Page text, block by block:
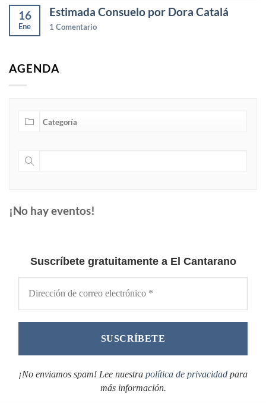
16
Ene
Estimada Consuelo por Dora Catalá
1 Comentario
AGENDA
¡No hay eventos!
Suscríbete gratuitamente a El Cantarano
¡No enviamos spam! Lee nuestra política de privacidad para
más información.